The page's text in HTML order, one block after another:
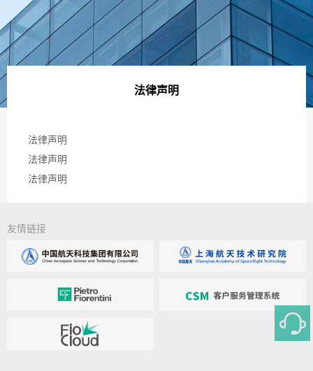
法律声明
法律声明
法律声明
法律声明
友情链接